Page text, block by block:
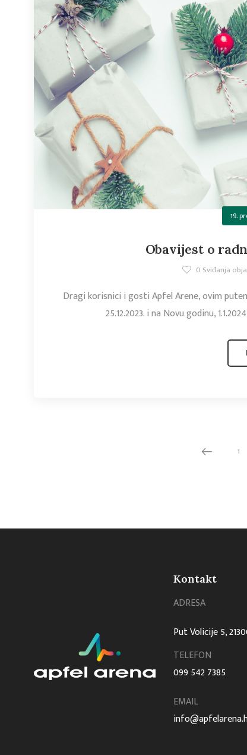
19.
Obavijest o
0 Sviđanja
Dragi korisnici i gosti Apfel Arene, ovim
25.12.2023. i na Novu godinu,
1
Kontakt
ADRESA
Put Volicije 5,
TELEFON
099 542 7385
EMAIL